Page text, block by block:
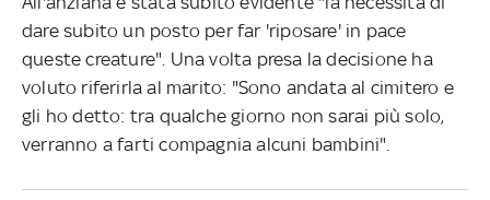
dare subito un posto per far 'riposare' in pace
queste creature". Una volta presa la decisione ha
voluto riferirla al marito: "Sono andata al cimitero e
gli ho detto: tra qualche giorno non sarai più solo,
verranno a farti compagnia alcuni bambini".